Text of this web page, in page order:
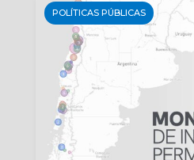
POLÍTICAS PÚBLICAS